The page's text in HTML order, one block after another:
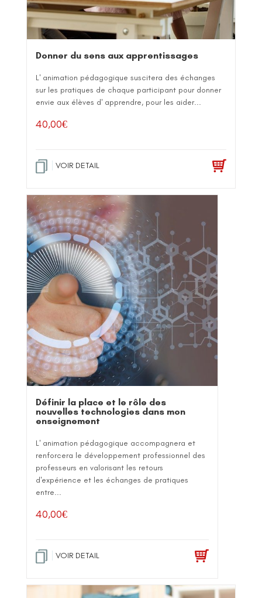
Donner du sens aux apprentissages
L' animation pédagogique suscitera des échanges
sur les pratiques de chaque participant pour donner
envie aux élèves d' apprendre, pour les aider...
40,00€
VOIR DETAIL
Définir la place et le rôle des
nouvelles technologies dans mon
enseignement
L' animation pédagogique accompagnera et
renforcera le développement professionnel des
professeurs en valorisant les retours
d'expérience et les échanges de pratiques
entre...
40,00€
VOIR DETAIL